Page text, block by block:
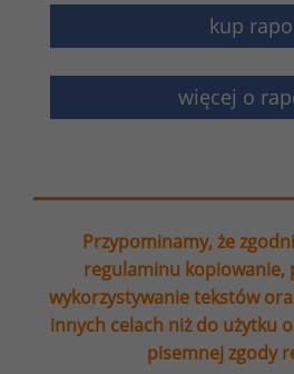
kup
więcej o
Przypominamy, że
regulaminu kopiowanie,
wykorzystywanie tekstów
innych celach niż do użytku
pisemnej zgody